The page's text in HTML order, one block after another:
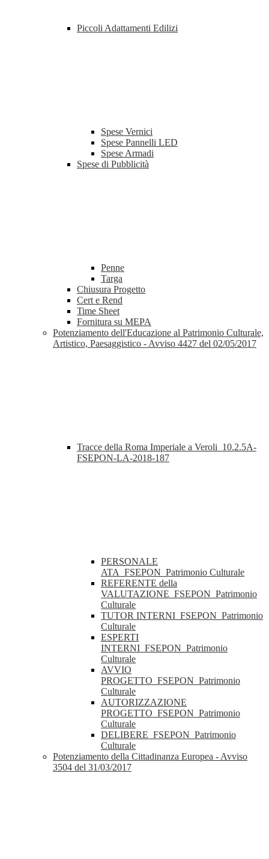
Piccoli Adattamenti Edilizi
Spese Vernici
Spese Pannelli LED
Spese Armadi
Spese di Pubblicità
Penne
Targa
Chiusura Progetto
Cert e Rend
Time Sheet
Fornitura su MEPA
Potenziamento dell'Educazione al Patrimonio Culturale,
Artistico, Paesaggistico - Avviso 4427 del 02/05/2017
Tracce della Roma Imperiale a Veroli_10.2.5A-
FSEPON-LA-2018-187
PERSONALE
ATA_FSEPON_Patrimonio Culturale
REFERENTE della
VALUTAZIONE_FSEPON_Patrimonio
Culturale
TUTOR INTERNI_FSEPON_Patrimonio
Culturale
ESPERTI
INTERNI_FSEPON_Patrimonio
Culturale
AVVIO
PROGETTO_FSEPON_Patrimonio
Culturale
AUTORIZZAZIONE
PROGETTO_FSEPON_Patrimonio
Culturale
DELIBERE_FSEPON_Patrimonio
Culturale
Potenziamento della Cittadinanza Europea - Avviso
3504 del 31/03/2017